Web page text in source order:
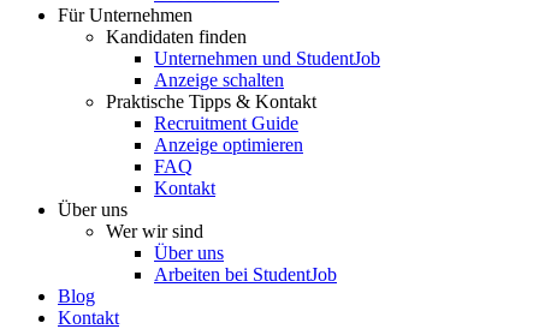
Für Unternehmen
Kandidaten finden
Unternehmen und StudentJob
Anzeige schalten
Praktische Tipps & Kontakt
Recruitment Guide
Anzeige optimieren
FAQ
Kontakt
Über uns
Wer wir sind
Über uns
Arbeiten bei StudentJob
Blog
Kontakt